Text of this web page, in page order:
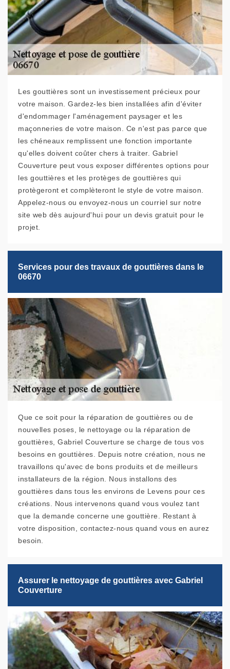
Les gouttières sont un investissement précieux pour
votre maison. Gardez-les bien installées afin d'éviter
d'endommager l'aménagement paysager et les
maçonneries de votre maison. Ce n'est pas parce que
les chéneaux remplissent une fonction importante
qu'elles doivent coûter chers à traiter. Gabriel
Couverture peut vous exposer différentes options pour
les gouttières et les protèges de gouttières qui
protègeront et complèteront le style de votre maison.
Appelez-nous ou envoyez-nous un courriel sur notre
site web dès aujourd'hui pour un devis gratuit pour le
projet.
Services pour des travaux de gouttières dans le
06670
Que ce soit pour la réparation de gouttières ou de
nouvelles poses, le nettoyage ou la réparation de
gouttières, Gabriel Couverture se charge de tous vos
besoins en gouttières. Depuis notre création, nous ne
travaillons qu'avec de bons produits et de meilleurs
installateurs de la région. Nous installons des
gouttières dans tous les environs de Levens pour ces
créations. Nous intervenons quand vous voulez tant
que la demande concerne une gouttière. Restant à
votre disposition, contactez-nous quand vous en aurez
besoin.
Assurer le nettoyage de gouttières avec Gabriel
Couverture